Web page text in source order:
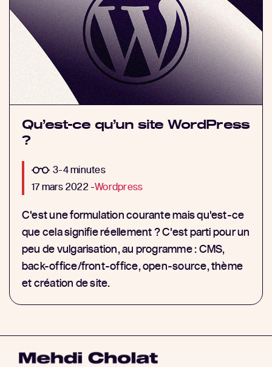
Qu’est-ce qu’un site WordPress
?
3-4 minutes
17 mars 2022 -Wordpress
C'est une formulation courante mais qu'est-ce
que cela signifie réellement ? C'est parti pour un
peu de vulgarisation, au programme : CMS,
back-office/front-office, open-source, thème
et création de site.